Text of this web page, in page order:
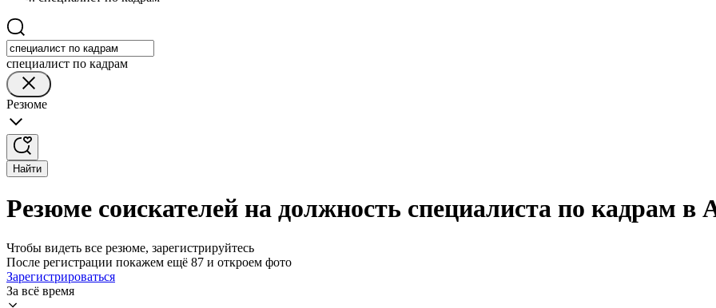
специалист по кадрам
Резюме
Найти
Резюме соискателей на должность специалиста по кадрам в
Чтобы видеть все резюме, зарегистрируйтесь
После регистрации покажем ещё 87 и откроем фото
Зарегистрироваться
За всё время